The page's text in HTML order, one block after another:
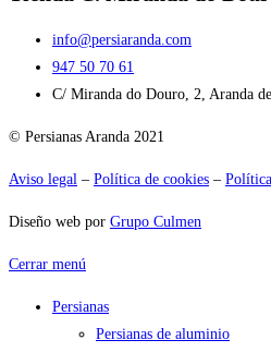
info@persiaranda.com
947 50 70 61
C/ Miranda do Douro, 2, Aranda
© Persianas Aranda 2021
Aviso legal – Política de cookies –
Diseño web por Grupo Culmen
Cerrar menú
Persianas
Persianas de aluminio